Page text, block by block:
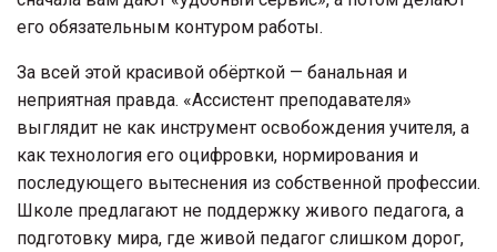
его обязательным контуром работы.
За всей этой красивой обёрткой — банальная и
неприятная правда. «Ассистент преподавателя»
выглядит не как инструмент освобождения учителя, а
как технология его оцифровки, нормирования и
последующего вытеснения из собственной профессии.
Школе предлагают не поддержку живого педагога, а
подготовку мира, где живой педагог слишком дорог,